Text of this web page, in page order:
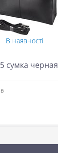
В наявності
сумка черная